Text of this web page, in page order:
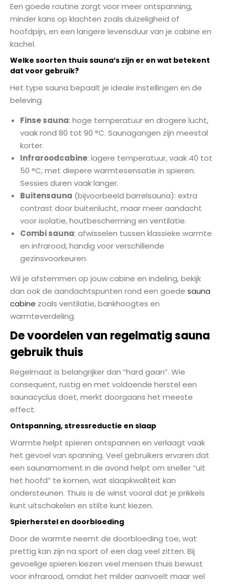
Een goede routine zorgt voor meer ontspanning,
minder kans op klachten zoals duizeligheid of
hoofdpijn, en een langere levensduur van je cabine en
kachel.
Welke soorten thuis sauna’s zijn er en wat betekent
dat voor gebruik?
Het type sauna bepaalt je ideale instellingen en de
beleving.
Finse sauna: hoge temperatuur en drogere lucht,
vaak rond 80 tot 90 °C. Saunagangen zijn meestal
korter.
Infraroodcabine: lagere temperatuur, vaak 40 tot
50 °C, met diepere warmtesensatie in spieren.
Sessies duren vaak langer.
Buitensauna (bijvoorbeeld barrelsauna): extra
contrast door buitenlucht, maar meer aandacht
voor isolatie, houtbescherming en ventilatie.
Combi sauna: afwisselen tussen klassieke warmte
en infrarood, handig voor verschillende
gezinsvoorkeuren.
Wil je afstemmen op jouw cabine en indeling, bekijk
dan ook de aandachtspunten rond een goede sauna
cabine zoals ventilatie, bankhoogtes en
warmteverdeling.
De voordelen van regelmatig sauna
gebruik thuis
Regelmaat is belangrijker dan “hard gaan”. Wie
consequent, rustig en met voldoende herstel een
saunacyclus doet, merkt doorgaans het meeste
effect.
Ontspanning, stressreductie en slaap
Warmte helpt spieren ontspannen en verlaagt vaak
het gevoel van spanning. Veel gebruikers ervaren dat
een saunamoment in de avond helpt om sneller “uit
het hoofd” te komen, wat slaapkwaliteit kan
ondersteunen. Thuis is de winst vooral dat je prikkels
kunt uitschakelen en stilte kunt kiezen.
Spierherstel en doorbloeding
Door de warmte neemt de doorbloeding toe, wat
prettig kan zijn na sport of een dag veel zitten. Bij
gevoelige spieren kiezen veel mensen thuis bewust
voor infrarood, omdat het milder aanvoelt maar wel